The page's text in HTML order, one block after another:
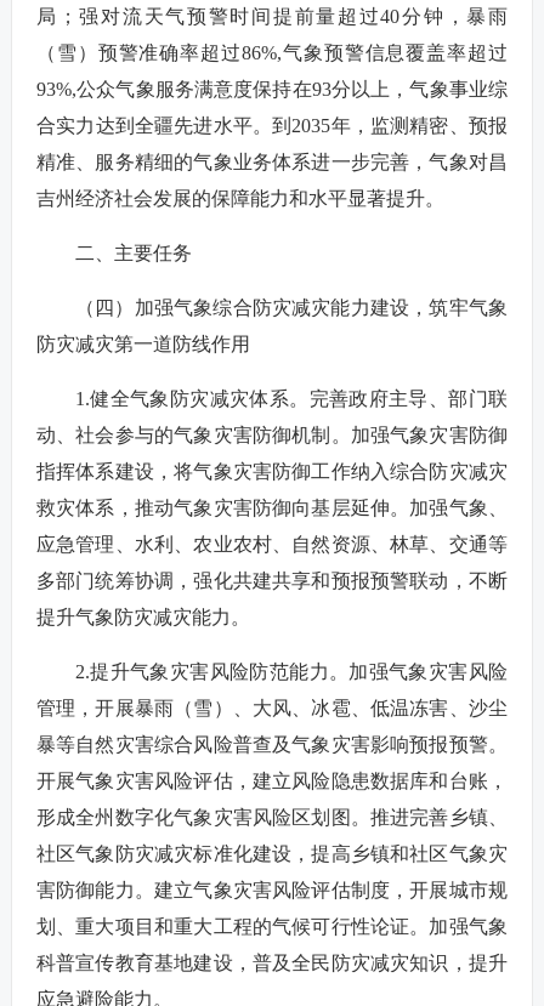
局；强对流天气预警时间提前量超过40分钟，暴雨
（雪）预警准确率超过86%,气象预警信息覆盖率超过
93%,公众气象服务满意度保持在93分以上，气象事业综
合实力达到全疆先进水平。到2035年，监测精密、预报
精准、服务精细的气象业务体系进一步完善，气象对昌
吉州经济社会发展的保障能力和水平显著提升。
二、主要任务
（四）加强气象综合防灾减灾能力建设，筑牢气象
防灾减灾第一道防线作用
1.健全气象防灾减灾体系。完善政府主导、部门联
动、社会参与的气象灾害防御机制。加强气象灾害防御
指挥体系建设，将气象灾害防御工作纳入综合防灾减灾
救灾体系，推动气象灾害防御向基层延伸。加强气象、
应急管理、水利、农业农村、自然资源、林草、交通等
多部门统筹协调，强化共建共享和预报预警联动，不断
提升气象防灾减灾能力。
2.提升气象灾害风险防范能力。加强气象灾害风险
管理，开展暴雨（雪）、大风、冰雹、低温冻害、沙尘
暴等自然灾害综合风险普查及气象灾害影响预报预警。
开展气象灾害风险评估，建立风险隐患数据库和台账，
形成全州数字化气象灾害风险区划图。推进完善乡镇、
社区气象防灾减灾标准化建设，提高乡镇和社区气象灾
害防御能力。建立气象灾害风险评估制度，开展城市规
划、重大项目和重大工程的气候可行性论证。加强气象
科普宣传教育基地建设，普及全民防灾减灾知识，提升
应急避险能力。